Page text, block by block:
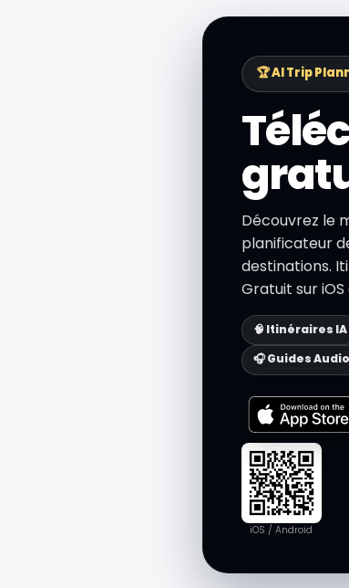
🏆 AI Trip
Découvrez le
planificateur
destinations.
Gratuit sur
🧠 Itinéraires IA
🎧 Guides Audio
iOS / Android